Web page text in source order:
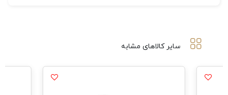
سایر کالاهای مشابه